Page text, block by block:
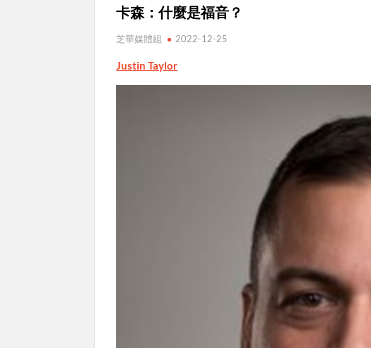
卡森：什麼是福音？
芝華媒體組 2022-12-25
Justin Taylor